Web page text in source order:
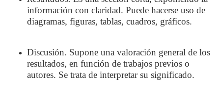
información con claridad. Puede hacerse uso de
diagramas, figuras, tablas, cuadros, gráficos.
Discusión. Supone una valoración general de los
resultados, en función de trabajos previos o
autores. Se trata de interpretar su significado.